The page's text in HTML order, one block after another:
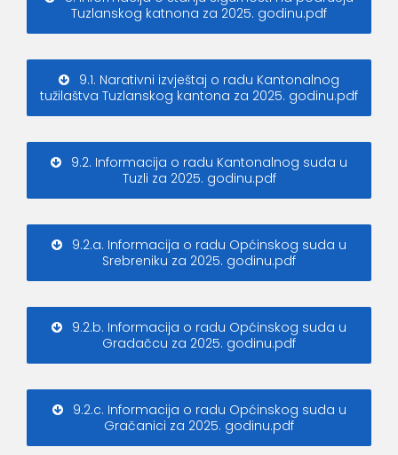
Tuzlanskog katnona za 2025. godinu.pdf
9.1. Narativni izvještaj o radu Kantonalnog
tužilaštva Tuzlanskog kantona za 2025. godinu.pdf
9.2. Informacija o radu Kantonalnog suda u
Tuzli za 2025. godinu.pdf
9.2.a. Informacija o radu Općinskog suda u
Srebreniku za 2025. godinu.pdf
9.2.b. Informacija o radu Općinskog suda u
Gradačcu za 2025. godinu.pdf
9.2.c. Informacija o radu Općinskog suda u
Gračanici za 2025. godinu.pdf